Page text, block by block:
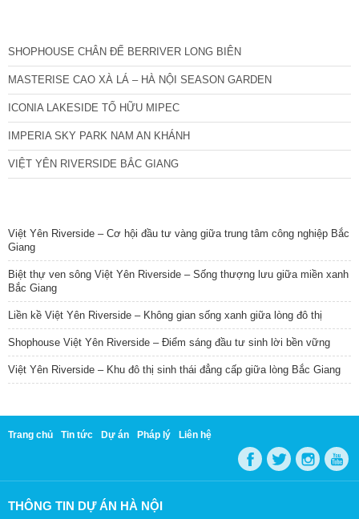
SHOPHOUSE CHÂN ĐẾ BERRIVER LONG BIÊN
MASTERISE CAO XÀ LÁ – HÀ NỘI SEASON GARDEN
ICONIA LAKESIDE TỐ HỮU MIPEC
IMPERIA SKY PARK NAM AN KHÁNH
VIỆT YÊN RIVERSIDE BẮC GIANG
Việt Yên Riverside – Cơ hội đầu tư vàng giữa trung tâm công nghiệp Bắc
Giang
Biệt thự ven sông Việt Yên Riverside – Sống thượng lưu giữa miền xanh
Bắc Giang
Liền kề Việt Yên Riverside – Không gian sống xanh giữa lòng đô thị
Shophouse Việt Yên Riverside – Điểm sáng đầu tư sinh lời bền vững
Việt Yên Riverside – Khu đô thị sinh thái đẳng cấp giữa lòng Bắc Giang
Trang chủ Tin tức Dự án Pháp lý Liên hệ
THÔNG TIN DỰ ÁN HÀ NỘI